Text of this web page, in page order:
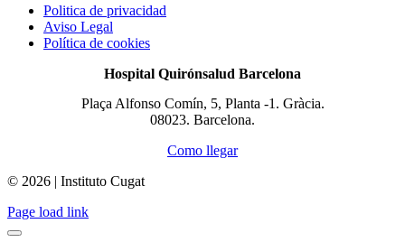
Politica de privacidad
Aviso Legal
Política de cookies
Hospital Quirónsalud Barcelona
Plaça Alfonso Comín, 5, Planta -1. Gràcia.
08023. Barcelona.
Como llegar
© 2026 | Instituto Cugat
Page load link